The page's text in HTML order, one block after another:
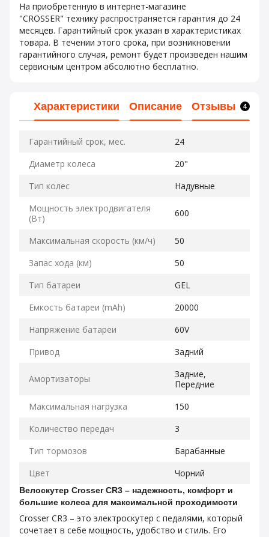
На приобретенную в интернет-магазине
"CROSSER" технику распространяется гарантия до 24
месяцев. Гарантийный срок указан в характеристиках
товара. В течении этого срока, при возникновении
гарантийного случая, ремонт будет произведен нашим
сервисным центром абсолютно бесплатно.
Характеристики Описание Отзывы 4
Гарантийный срок, мес.
24
Диаметр колеса
20"
Тип колес
Надувные
Мощность электродвигателя
(Вт)
600
Максимальная скорость (км/ч)
50
Запас хода (км)
50
Тип батареи
GEL
Емкость батареи (mAh)
20000
Напряжение батареи
60V
Привод
Задний
Амортизаторы
Задние,
Передние
Максимальная нагрузка
150
Количество передач
3
Тип тормозов
Барабанные
Цвет
Чорний
Велоскутер Crosser CR3 – надежность, комфорт и
большие колеса для максимальной проходимости
Crosser CR3 – это электроскутер с педалями, который
сочетает в себе мощность, удобство и стиль. Его